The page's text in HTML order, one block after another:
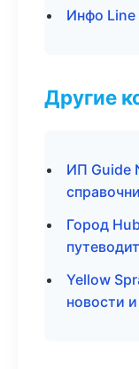
Инфо
Другие
ИП Guide
Город
Yellow
новости